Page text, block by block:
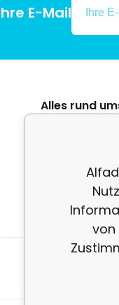
E-Mail
Alles rund
Személyes
Kézbesítés
von